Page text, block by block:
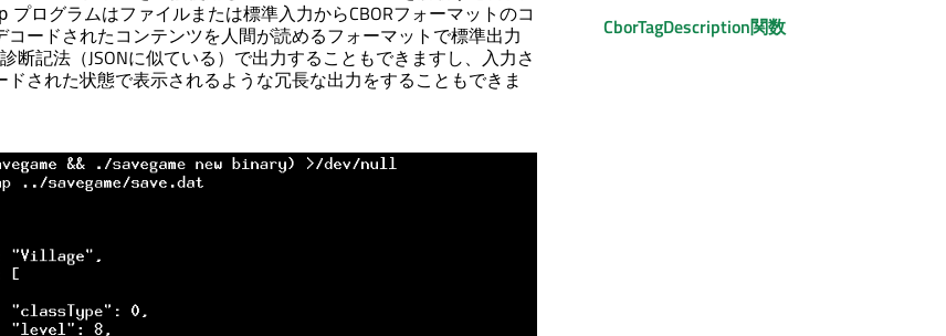
プログラムはファイルまたは標準入力からCBORフォーマットのコ
コードされたコンテンツを人間が読めるフォーマットで標準出力
断記法（JSONに似ている）で出力することもできますし、入力さ
された状態で表示されるような冗長な出力をすることもできま
CborTagDescription関数